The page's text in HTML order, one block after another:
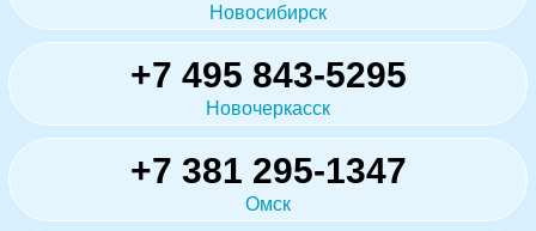
Новосибирск
+7 495 843-5295
Новочеркасск
+7 381 295-1347
Омск